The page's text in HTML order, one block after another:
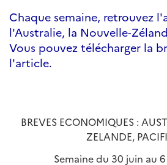
Chaque semaine, retrouvez
l'Australie, la Nouvelle-
Vous pouvez télécharger la
l'article.
BREVES ECONOMIQUES :
ZELANDE,
Semaine du 30 juin au